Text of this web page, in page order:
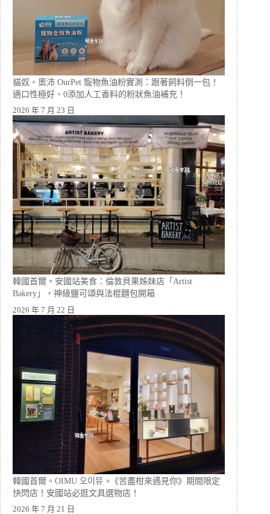
貓奴。奧沛 OurPet 寵物魚油粉實測：跟著飼料倒一包！
適口性極好、0添加人工香料的粉狀魚油補充！
2026 年 7 月 23 日
韓國首爾。安國站美食：倫敦貝果姊妹店「Artist
Bakery」，神級鹽可頌與法棍麵包開箱
2026 年 7 月 22 日
韓國首爾。OIMU 오이뮤 ×《苦盡柑來遇見你》期間限定
快閃店！安國站必逛文具選物店！
2026 年 7 月 21 日